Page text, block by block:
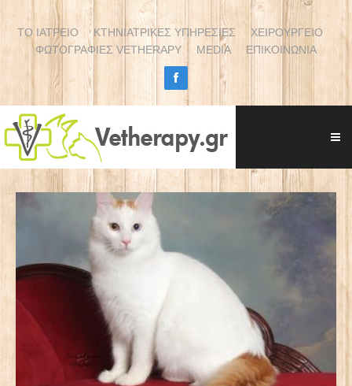
ΤΟ ΙΑΤΡΕΙΟ ΚΤΗΝΙΑΤΡΙΚΕΣ ΥΠΗΡΕΣΙΕΣ
ΧΕΙΡΟΥΡΓΕΙΟ
ΦΩΤΟΓΡΑΦΙΕΣ VETHERAPY
MEDIA ΕΠΙΚΟΙΝΩΝΙΑ